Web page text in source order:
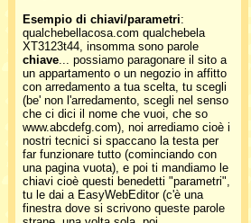
Esempio di chiavi/parametri:
qualchebellacosa.com qualchebela
XT3123t44, insomma sono parole
chiave... possiamo paragonare il sito a
un appartamento o un negozio in affitto
con arredamento a tua scelta, tu scegli
(be' non l'arredamento, scegli nel senso
che ci dici il nome che vuoi, che so
www.abcdefg.com), noi arrediamo cioè i
nostri tecnici si spaccano la testa per
far funzionare tutto (cominciando con
una pagina vuota), e poi ti mandiamo le
chiavi cioè questi benedetti "parametri",
tu le dai a EasyWebEditor (c'è una
finestra dove si scrivono queste parole